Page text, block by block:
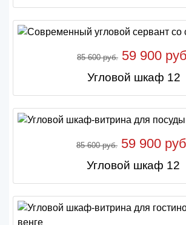
85 600 руб. 59 900
Угловой шкаф 12
85 600 руб. 59 900
Угловой шкаф 12